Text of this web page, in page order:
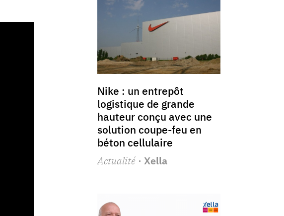
Nike : un entrepôt
logistique de grande
hauteur conçu avec une
solution coupe-feu en
béton cellulaire
Actualité· Xella